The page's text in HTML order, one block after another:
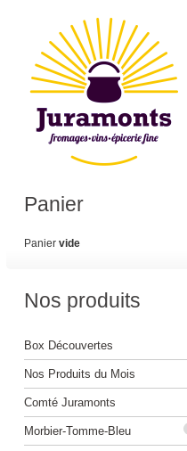
Panier
Panier vide
Nos produits
Box Découvertes
Nos Produits du Mois
Comté Juramonts
Morbier-Tomme-Bleu